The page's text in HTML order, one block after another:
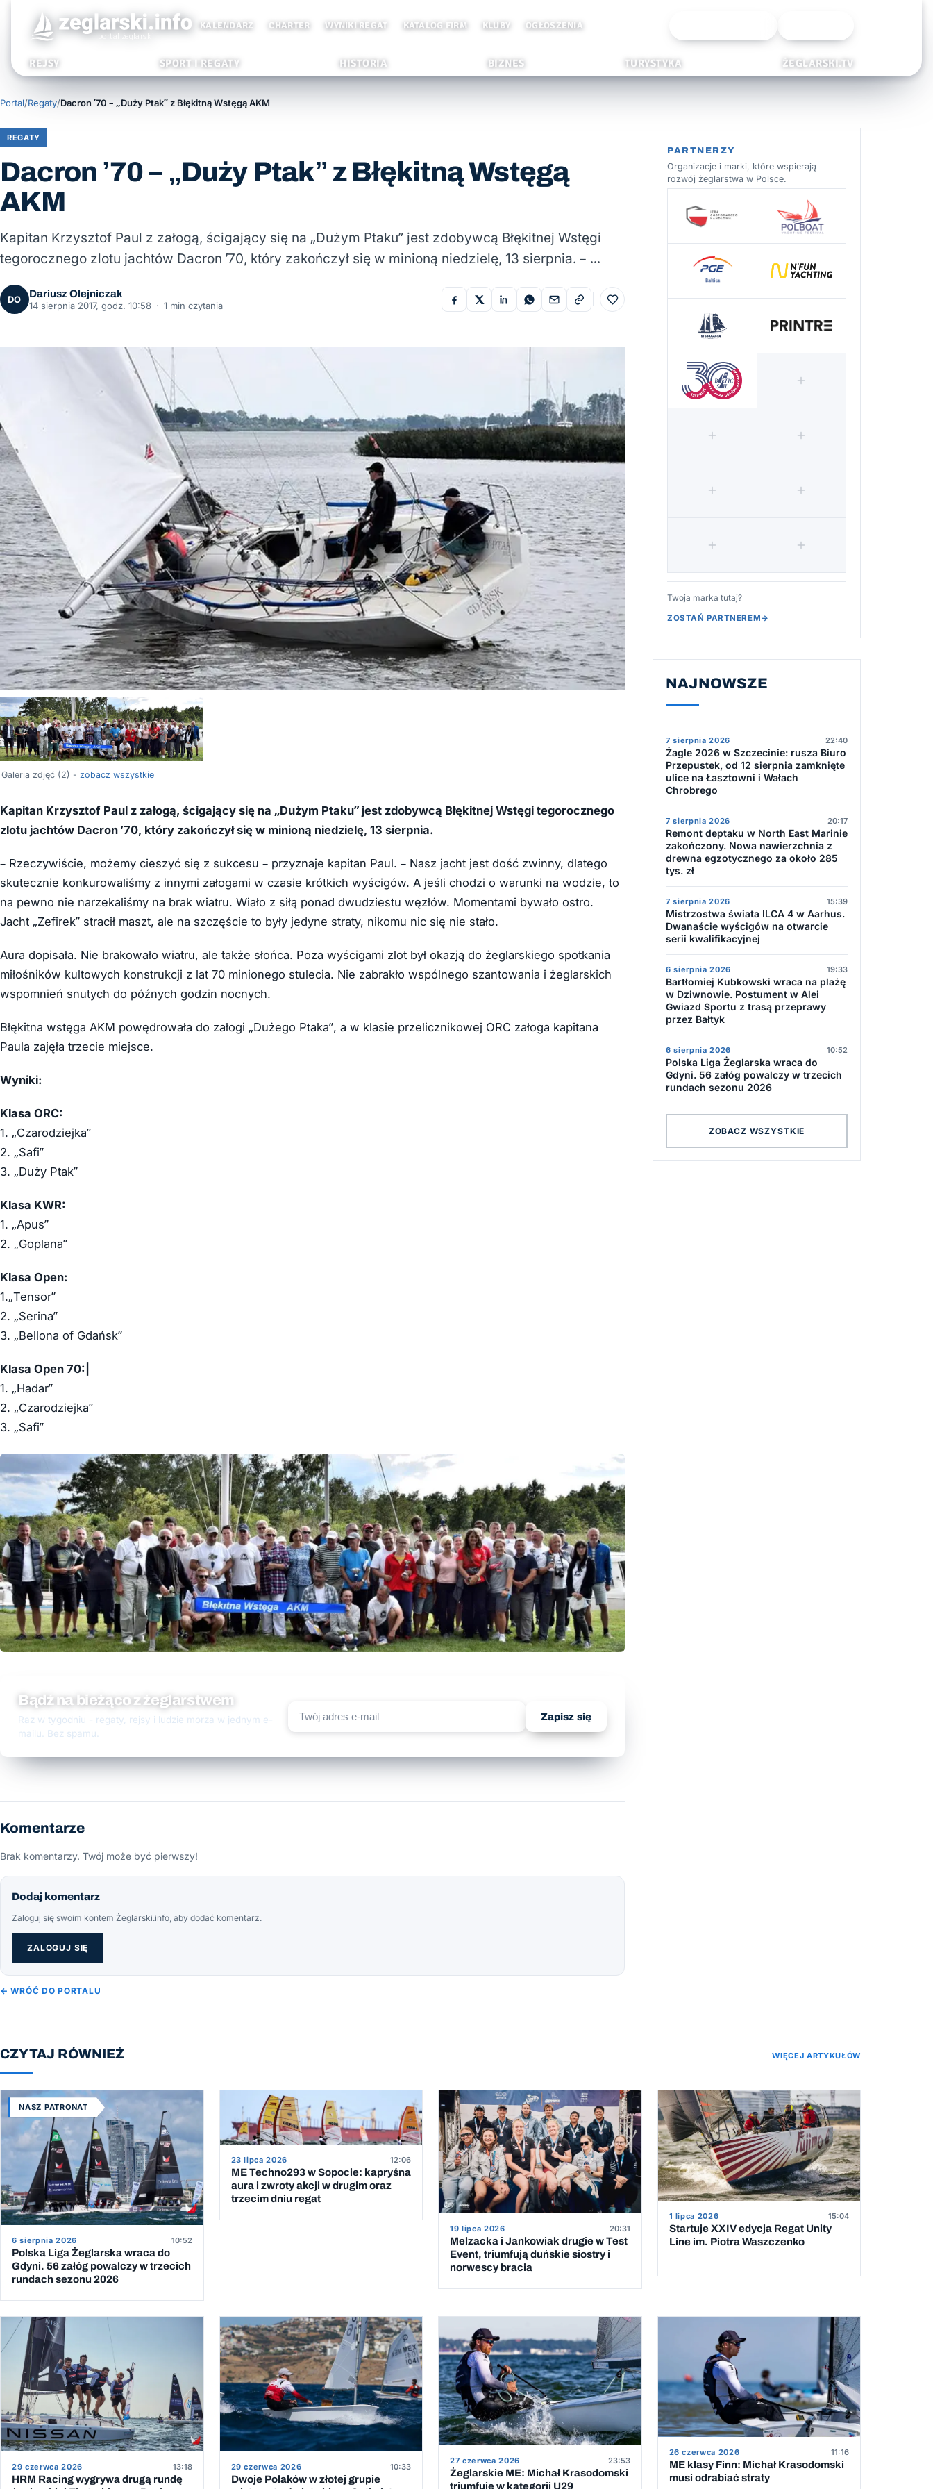
KALENDARZ CHARTER WYNIKI REGAT KATALOG FIRM KLUBY OGŁOSZENIA
REJSY SPORT I REGATY HISTORIA BIZNES TURYSTYKA ŻEGLARSKI.TV
Portal/Regaty/Dacron ’70 – „Duży Ptak” z Błękitną Wstęgą AKM
REGATY
Dacron ’70 – „Duży Ptak” z Błękitną Wstęgą
AKM
Kapitan Krzysztof Paul z załogą, ścigający się na „Dużym Ptaku” jest zdobywcą Błękitnej Wstęgi
tegorocznego zlotu jachtów Dacron ’70, który zakończył się w minioną niedzielę, 13 sierpnia. – …
DO
Dariusz Olejniczak
14 sierpnia 2017, godz. 10:58 · 1 min czytania Do ulubionych
Galeria zdjęć (2) - zobacz wszystkie
Kapitan Krzysztof Paul z załogą, ścigający się na „Dużym Ptaku” jest zdobywcą Błękitnej Wstęgi tegorocznego
zlotu jachtów Dacron ’70, który zakończył się w minioną niedzielę, 13 sierpnia.
– Rzeczywiście, możemy cieszyć się z sukcesu – przyznaje kapitan Paul. – Nasz jacht jest dość zwinny, dlatego
skutecznie konkurowaliśmy z innymi załogami w czasie krótkich wyścigów. A jeśli chodzi o warunki na wodzie, to
na pewno nie narzekaliśmy na brak wiatru. Wiało z siłą ponad dwudziestu węzłów. Momentami bywało ostro.
Jacht „Zefirek” stracił maszt, ale na szczęście to były jedyne straty, nikomu nic się nie stało.
Aura dopisała. Nie brakowało wiatru, ale także słońca. Poza wyścigami zlot był okazją do żeglarskiego spotkania
miłośników kultowych konstrukcji z lat 70 minionego stulecia. Nie zabrakło wspólnego szantowania i żeglarskich
wspomnień snutych do późnych godzin nocnych.
Błękitna wstęga AKM powędrowała do załogi „Dużego Ptaka”, a w klasie przelicznikowej ORC załoga kapitana
Paula zajęła trzecie miejsce.
Wyniki:
Klasa ORC:
1. „Czarodziejka”
2. „Safi”
3. „Duży Ptak”
Klasa KWR:
1. „Apus”
2. „Goplana”
Klasa Open:
1.„Tensor”
2. „Serina”
3. „Bellona of Gdańsk”
Klasa Open 70:|
1. „Hadar”
2. „Czarodziejka”
3. „Safi”
Bądź na bieżąco z żeglarstwem
Raz w tygodniu - regaty, rejsy i ludzie morza w jednym e-
mailu. Bez spamu.
Zapisz się
Komentarze
Brak komentarzy. Twój może być pierwszy!
Dodaj komentarz
Zaloguj się swoim kontem Żeglarski.info, aby dodać komentarz.
ZALOGUJ SIĘ
← WRÓĆ DO PORTALU
PARTNERZY
Organizacje i marki, które wspierają
rozwój żeglarstwa w Polsce.
Twoja marka tutaj?
ZOSTAŃ PARTNEREM→
NAJNOWSZE
7 sierpnia 2026 22:40
Żagle 2026 w Szczecinie: rusza Biuro
Przepustek, od 12 sierpnia zamknięte
ulice na Łasztowni i Wałach
Chrobrego
7 sierpnia 2026 20:17
Remont deptaku w North East Marinie
zakończony. Nowa nawierzchnia z
drewna egzotycznego za około 285
tys. zł
7 sierpnia 2026 15:39
Mistrzostwa świata ILCA 4 w Aarhus.
Dwanaście wyścigów na otwarcie
serii kwalifikacyjnej
6 sierpnia 2026 19:33
Bartłomiej Kubkowski wraca na plażę
w Dziwnowie. Postument w Alei
Gwiazd Sportu z trasą przeprawy
przez Bałtyk
6 sierpnia 2026 10:52
Polska Liga Żeglarska wraca do
Gdyni. 56 załóg powalczy w trzecich
rundach sezonu 2026
ZOBACZ WSZYSTKIE
CZYTAJ RÓWNIEŻ WIĘCEJ ARTYKUŁÓW
NASZ PATRONAT
6 sierpnia 2026 10:52
Polska Liga Żeglarska wraca do
Gdyni. 56 załóg powalczy w trzecich
rundach sezonu 2026
23 lipca 2026 12:06
ME Techno293 w Sopocie: kapryśna
aura i zwroty akcji w drugim oraz
trzecim dniu regat
19 lipca 2026 20:31
Melzacka i Jankowiak drugie w Test
Event, triumfują duńskie siostry i
norwescy bracia
1 lipca 2026 15:04
Startuje XXIV edycja Regat Unity
Line im. Piotra Waszczenko
29 czerwca 2026 13:18
HRM Racing wygrywa drugą rundę
29 czerwca 2026 10:33
Dwoje Polaków w złotej grupie
27 czerwca 2026 23:53
Żeglarskie ME: Michał Krasodomski
triumfuje w kategorii U29
26 czerwca 2026 11:16
ME klasy Finn: Michał Krasodomski
musi odrabiać straty